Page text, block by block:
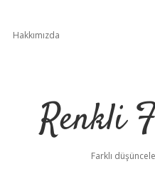
Hakkımızda
Renkli
Farklı